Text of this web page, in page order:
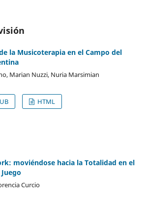
la Musicoterapia en el Campo del
Marian Nuzzi, Nuria Marsimian
HTML
moviéndose hacia la Totalidad en el
Curcio